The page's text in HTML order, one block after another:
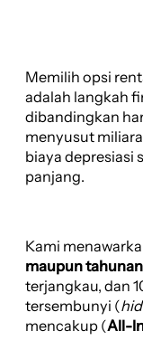
Memilih opsi
adalah langkah
dibandingkan
menyusut
biaya depresiasi
panjang.
Kami
maupun tahunan
terjangkau, dan
tersembunyi (
mencakup (All-